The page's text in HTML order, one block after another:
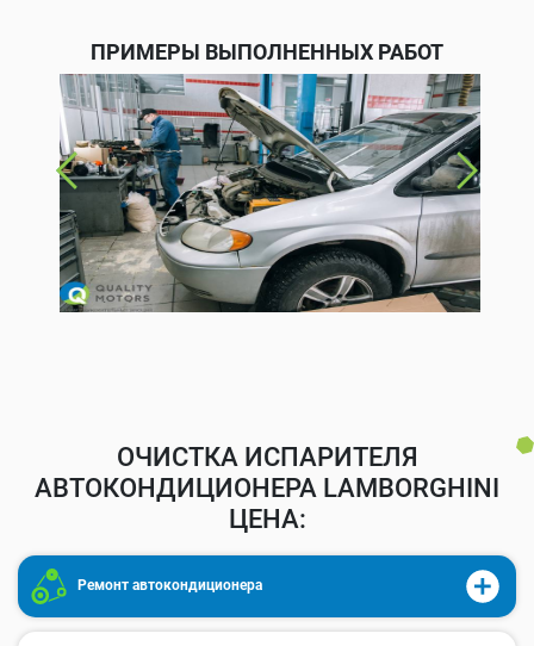
ПРИМЕРЫ ВЫПОЛНЕННЫХ РАБОТ
ОЧИСТКА ИСПАРИТЕЛЯ
АВТОКОНДИЦИОНЕРА LAMBORGHINI
ЦЕНА:
Ремонт автокондиционера